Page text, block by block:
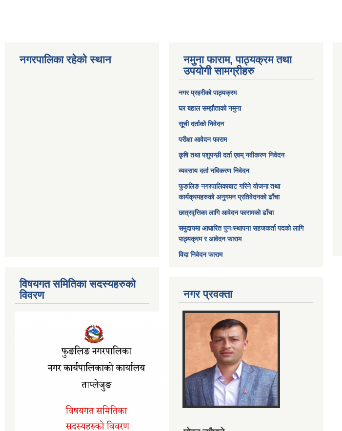
नगरपालिका रहेको स्थान
विषयगत समितिका सदस्यहरुको
विवरण
नमुना फाराम, पाठ्यक्रम तथा
उपयोगी सामग्रीहरु
नगर प्रहरीको पाठ्यक्रम
घर बहाल सम्झौताको नमुना
सूची दर्ताको निवेदन
परीक्षा आवेदन फाराम
कृषि तथा पशुपन्छी दर्ता एवम् नवीकरण निवेदन
व्यवसाय दर्ता नविकरण निवेदन
फुङलिङ नगरपालिकाबाट गरिने योजना तथा
कार्यक्रमहरुको अनुगमन प्रतिवेदनको ढाँचा
छात्रवृत्तिका लागि आवेदन फारामको ढाँचा
समुदायमा आधारित पुनःस्थापना सहजकर्ता पदको लागि
पाठ्यक्रम र आवेदन फाराम
विदा निवेदन फाराम
नगर प्रवक्ता